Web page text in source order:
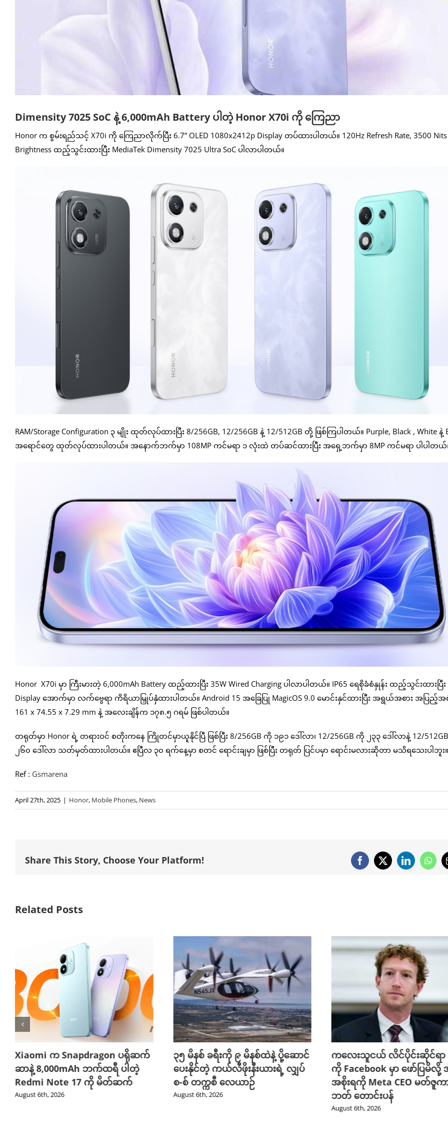
Dimensity 7025 SoC နဲ့ 6,000mAh Battery ပါတဲ့ Honor X70i ကို ကြေညာ
Honor က စွမ်းရည်သင့် X70i ကို ကြေညာလိုက်ပြီး 6.7” OLED 1080x2412p Display တပ်ထားပါတယ်။ 120Hz Refresh Rate, 3500 Nits
Brightness ထည့်သွင်းထားပြီး MediaTek Dimensity 7025 Ultra SoC ပါလာပါတယ်။
RAM/Storage Configuration ၃ မျိုး ထုတ်လုပ်ထားပြီး 8/256GB, 12/256GB နဲ့ 12/512GB တို့ ဖြစ်ကြပါတယ်။ Purple, Black , White နဲ့
အရောင်တွေ ထုတ်လုပ်ထားပါတယ်။ အနောက်ဘက်မှာ 108MP ကင်မရာ ၁ လုံးထဲ တပ်ဆင်ထားပြီး အရှေ့ဘက်မှာ 8MP ကင်မရာ ပါပါတယ်
Honor X70i မှာ ကြီးမားတဲ့ 6,000mAh Battery ထည့်ထားပြီး 35W Wired Charging ပါလာပါတယ်။ IP65 ရေစိုခံစံနှုန်း ထည့်သွင်းထားပြီး
Display အောက်မှာ လက်ဗွေရာ ကိရိယာမြှုပ်နှံထားပါတယ်။ Android 15 အခြေပြု MagicOS 9.0 မောင်းနှင်ထားပြီး အရွယ်အစား အပြည့်
161 x 74.55 x 7.29 mm နဲ့ အလေးချိန်က ၁၇၈.၅ ဂရမ် ဖြစ်ပါတယ်။
တရုတ်မှာ Honor ရဲ့ တရားဝင် စတိုးကနေ ကြိုတင်မှာယူနိုင်ပြီ ဖြစ်ပြီး 8/256GB ကို ၁၉၁ ဒေါ်လာ၊ 12/256GB ကို ၂၃၃ ဒေါ်လာနဲ့ 12/
၂၆၀ ဒေါ်လာ သတ်မှတ်ထားပါတယ်။ ဧပြီလ ၃၀ ရက်နေ့မှာ စတင် ရောင်းချမှာ ဖြစ်ပြီး တရုတ် ပြင်ပမှာ ရောင်းမလားဆိုတာ မသိရသေးပါဘူး။
Ref : Gsmarena
April 27th, 2025 | Honor, Mobile Phones, News
Share This Story, Choose Your Platform! Facebook
X LinkedIn
Related Posts
Xiaomi က Snapdragon ပရိုဆက်
ဆာနဲ့ 8,000mAh ဘက်ထရီ ပါတဲ့
Redmi Note 17 ကို မိတ်ဆက်
August 6th, 2026
၃၅ မိနစ် ခရီးကို ၉ မိနစ်ထဲနဲ့ ပို့ဆောင်
ပေးနိုင်တဲ့ ကယ်လီဖိုးနီးယားရဲ့ လျှပ်
စ-စ် တက္ကစီ လေယာဉ်
August 6th, 2026
ကလေးသူငယ် လိင်ပိုင်းဆိုင်ရာ
ကို Facebook မှာ ဖော်ပြမိလို့
အစိုးရကို Meta CEO မတ်ဇူက
ဘတ် တောင်းပန်
August 6th, 2026